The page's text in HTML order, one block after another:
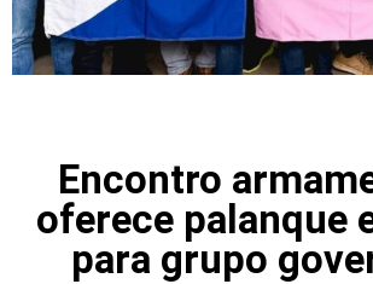
Encontro
oferece palanque
para grupo